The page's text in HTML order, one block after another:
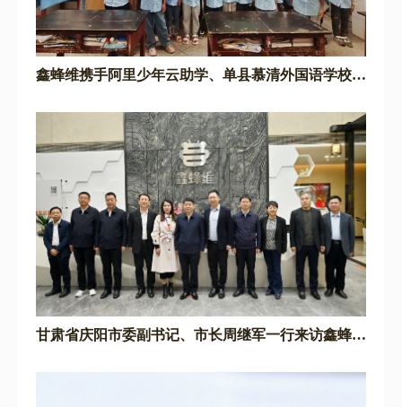
鑫蜂维携手阿里少年云助学、单县慕清外国语学校爱
甘肃省庆阳市委副书记、市长周继军一行来访鑫蜂维